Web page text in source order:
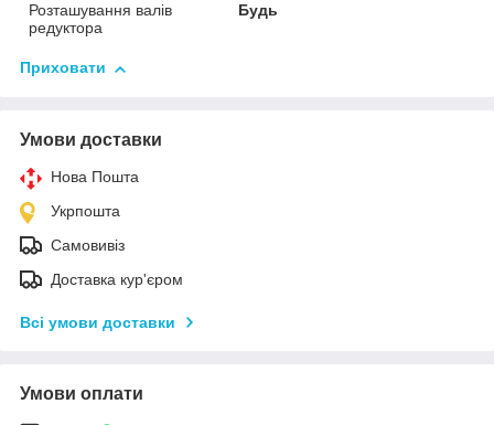
Розташування валів
редуктора
Будь
Приховати
Умови доставки
Нова Пошта
Укрпошта
Самовивіз
Доставка кур'єром
Всі умови доставки
Умови оплати